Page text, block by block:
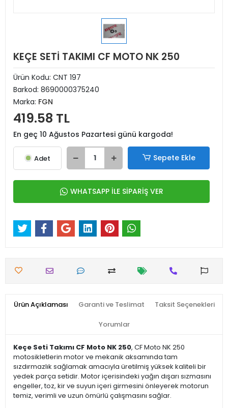
KEÇE SETİ TAKIMI CF MOTO NK 250
Ürün Kodu: CNT 197
Barkod: 8690000375240
Marka: FGN
419.58 TL
En geç 10 Ağustos Pazartesi günü kargoda!
Adet Sepete Ekle
WHATSAPP İLE SİPARİŞ VER
Ürün Açıklaması Garanti ve Teslimat Taksit Seçenekleri
Yorumlar
Keçe Seti Takımı CF Moto NK 250, CF Moto NK 250
motosikletlerin motor ve mekanik aksamında tam
sızdırmazlık sağlamak amacıyla üretilmiş yüksek kaliteli bir
yedek parça setidir. Motor içerisindeki yağın dışarı sızmasını
engeller, toz, kir ve suyun içeri girmesini önleyerek motorun
temiz, verimli ve uzun ömürlü çalışmasını sağlar.